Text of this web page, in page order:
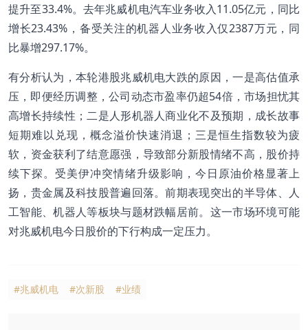
提升至33.4%。去年兆威机电汽车业务收入11.05亿元，同比
增长23.43%，备受关注的机器人业务收入仅2387万元，同
比暴增297.17%。
有分析认为，本轮港股兆威机电大跌的原因，一是高估值承
压，即便经历调整，公司动态市盈率仍超54倍，市场担忧其
高增长持续性；二是人形机器人商业化不及预期，成长故事
短期难以兑现，概念溢价快速消退；三是恒生指数较为疲
软，资金获利了结意愿强，导致部分新股情绪不高，股价持
续下探。受美伊冲突情绪升级影响，今日原油价格显著上
扬，贵金属及科技股普遍回落。前期表现突出的半导体、人
工智能、机器人等板块与题材跌幅居前。这一市场环境可能
对兆威机电今日股价的下行构成一定压力。
#兆威机电 #次新股 #业绩